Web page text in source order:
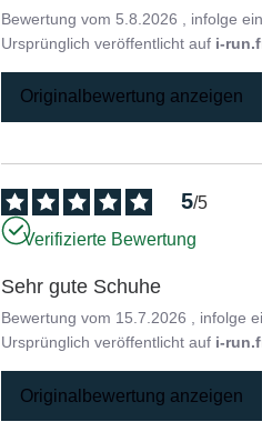
Bewertung vom 5.8.2026 , infolge
Ursprünglich veröffentlicht auf i-
Originalbewertung anzeigen
5/5
Verifizierte Bewertung
Sehr gute Schuhe
Bewertung vom 15.7.2026 , infolge
Ursprünglich veröffentlicht auf i-
Originalbewertung anzeigen